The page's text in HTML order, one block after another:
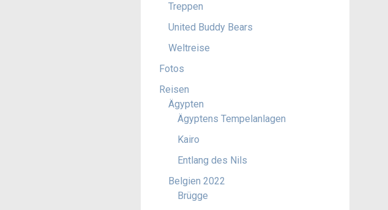
Treppen
United Buddy Bears
Weltreise
Fotos
Reisen
Ägypten
Ägyptens Tempelanlagen
Kairo
Entlang des Nils
Belgien 2022
Brügge